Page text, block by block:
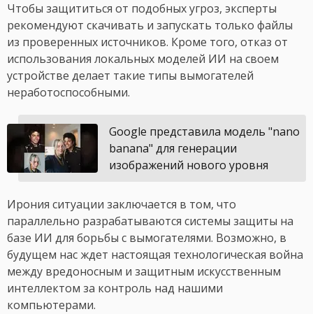
Чтобы защититься от подобных угроз, эксперты
рекомендуют скачивать и запускать только файлы
из проверенных источников. Кроме того, отказ от
использования локальных моделей ИИ на своем
устройстве делает такие типы вымогателей
неработоспособными.
Google представила модель "nano
banana" для генерации
изображений нового уровня
Ирония ситуации заключается в том, что
параллельно разрабатываются системы защиты на
базе ИИ для борьбы с вымогателями. Возможно, в
будущем нас ждет настоящая технологическая война
между вредоносным и защитным искусственным
интеллектом за контроль над нашими
компьютерами.